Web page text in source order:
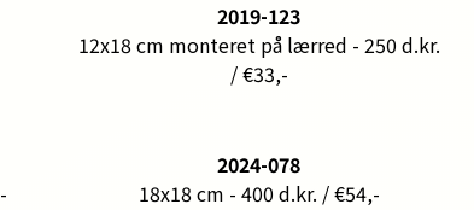
2019-123
12x18 cm monteret på lærred - 250 d.kr.
/ €33,-
2024-078
18x18 cm - 400 d.kr. / €54,-